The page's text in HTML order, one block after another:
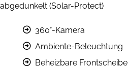
(Solar-Protect)
360°-Kamera
Ambiente-Beleuchtung
Beheizbare Frontscheibe